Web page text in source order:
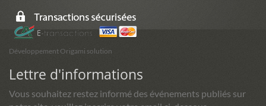
Développement Origami solution
Lettre d'informations
Vous souhaitez restez informé des événements publiés sur